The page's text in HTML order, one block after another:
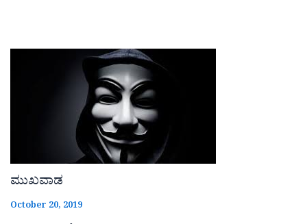
ಮುಖವಾಡ
October 20, 2019